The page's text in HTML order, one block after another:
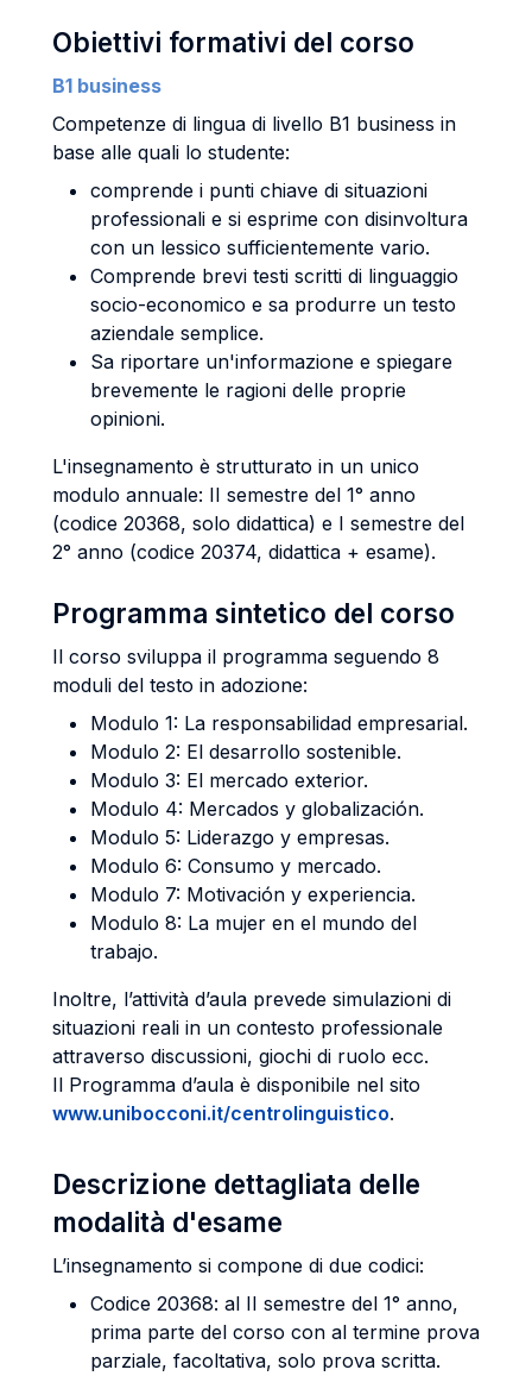
Obiettivi formativi del corso
B1 business
Competenze di lingua di livello B1 business in
base alle quali lo studente:
comprende i punti chiave di situazioni
professionali e si esprime con disinvoltura
con un lessico sufficientemente vario.
Comprende brevi testi scritti di linguaggio
socio-economico e sa produrre un testo
aziendale semplice.
Sa riportare un'informazione e spiegare
brevemente le ragioni delle proprie
opinioni.
L'insegnamento è strutturato in un unico
modulo annuale: II semestre del 1° anno
(codice 20368, solo didattica) e I semestre del
2° anno (codice 20374, didattica + esame).
Programma sintetico del corso
Il corso sviluppa il programma seguendo 8
moduli del testo in adozione:
Modulo 1: La responsabilidad empresarial.
Modulo 2: El desarrollo sostenible.
Modulo 3: El mercado exterior.
Modulo 4: Mercados y globalización.
Modulo 5: Liderazgo y empresas.
Modulo 6: Consumo y mercado.
Modulo 7: Motivación y experiencia.
Modulo 8: La mujer en el mundo del
trabajo.
Inoltre, l’attività d’aula prevede simulazioni di
situazioni reali in un contesto professionale
attraverso discussioni, giochi di ruolo ecc.
Il Programma d’aula è disponibile nel sito
www.unibocconi.it/centrolinguistico.
Descrizione dettagliata delle
modalità d'esame
L’insegnamento si compone di due codici:
Codice 20368: al II semestre del 1° anno,
prima parte del corso con al termine prova
parziale, facoltativa, solo prova scritta.